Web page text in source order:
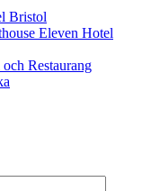
Bristol
Eleven Hotel
Restaurang